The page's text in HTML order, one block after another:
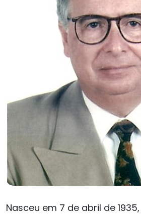
Nasceu em 7 de abril de